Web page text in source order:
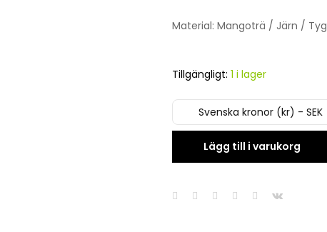
399kr. 299kr.
Material: Mangoträ / Järn / Tyg
Tillgängligt: 1 i lager
Svenska kronor (kr) - SEK
Lägg till i varukorg